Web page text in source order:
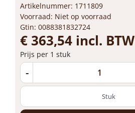
Artikelnummer: 1711809
Voorraad: Niet op voorraad
Gtin: 0088381832724
€ 363,54 incl. BTW
Prijs per 1 stuk
-